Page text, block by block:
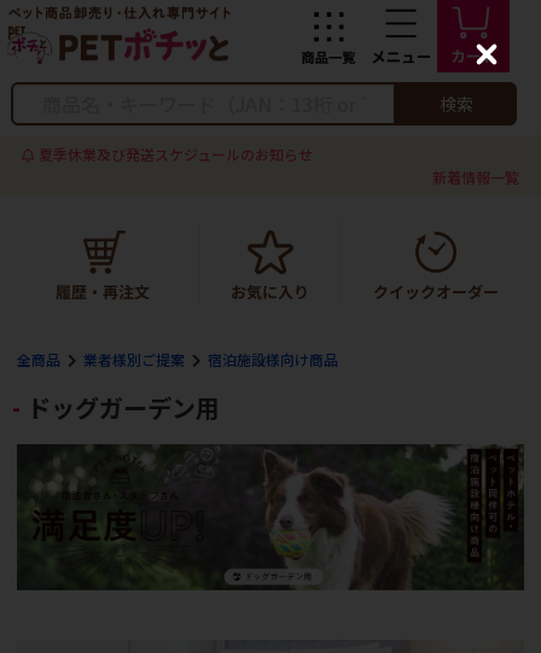
検索
夏季休業及び発送スケジュールのお知らせ
新着情報一覧
全商品 業者様別ご提案 宿泊施設様向け商品
ドッグガーデン用
C
l
s